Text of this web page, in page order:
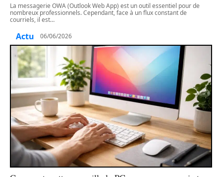
La messagerie OWA (Outlook Web App) est un outil essentiel pour de
nombreux professionnels. Cependant, face à un flux constant de
courriels, il est…
Actu 06/06/2026